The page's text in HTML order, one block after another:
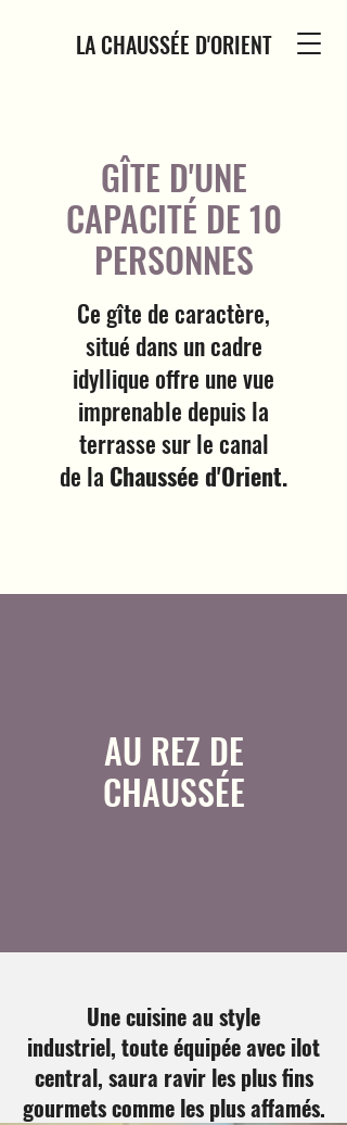
LA CHAUSSÉE D'ORIENT
GÎTE D'UNE
CAPACITÉ DE 10
PERSONNES
Ce gîte de caractère,
situé dans un cadre
idyllique offre une vue
imprenable depuis la
terrasse sur le canal
de la Chaussée d'Orient.
AU REZ DE
CHAUSSÉE
Une cuisine au style
industriel, toute équipée avec ilot
central, saura ravir les plus fins
gourmets comme les plus affamés.